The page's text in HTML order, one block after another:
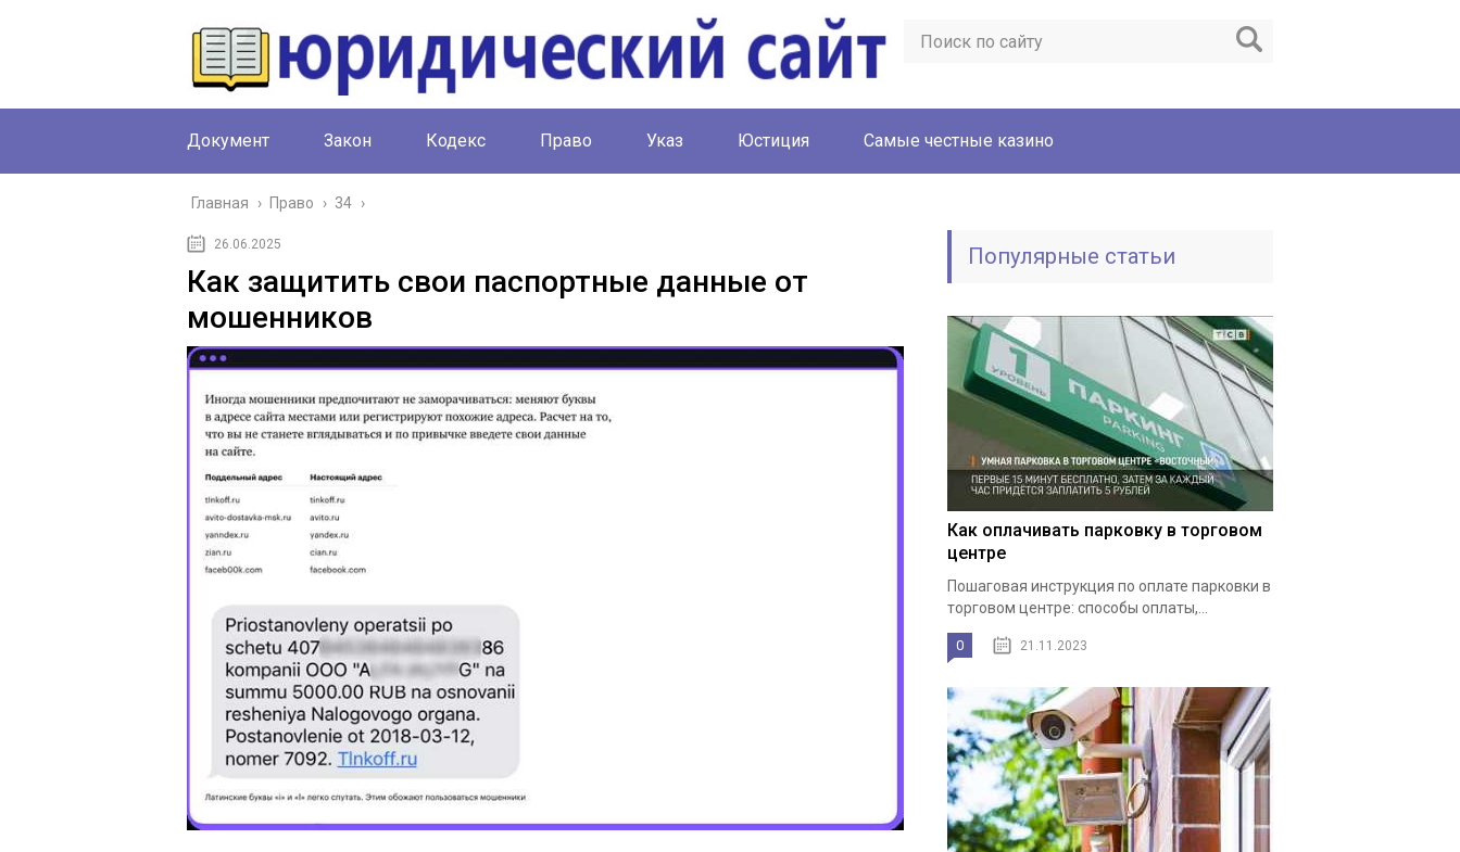
Документ Закон Кодекс Право Указ Юстиция Cамые честные казино
Главная › Право › 34 ›
26.06.2025
Как защитить свои паспортные данные от
мошенников
Популярные статьи
Как оплачивать парковку в торговом
центре
Пошаговая инструкция по оплате парковки в
торговом центре: способы оплаты,...
0 21.11.2023